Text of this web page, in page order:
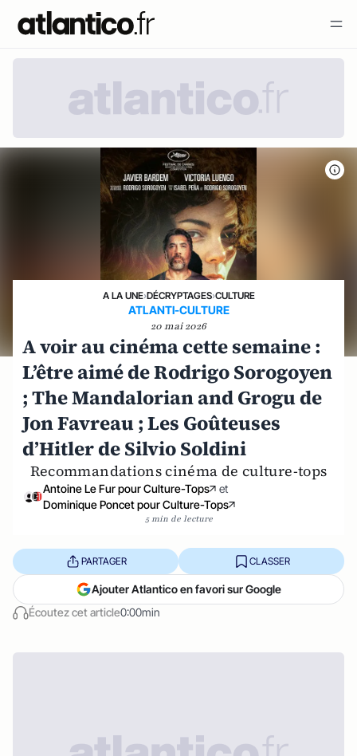
A LA UNE›DÉCRYPTAGES›CULTURE
ATLANTI-CULTURE
20 mai 2026
A voir au cinéma cette semaine :
L’être aimé de Rodrigo Sorogoyen
; The Mandalorian and Grogu de
Jon Favreau ; Les Goûteuses
d’Hitler de Silvio Soldini
Recommandations cinéma de culture-tops
Antoine Le Fur pour Culture-Tops
et
Dominique Poncet pour Culture-Tops
5 min de lecture
Écoutez cet article0:00min
PARTAGER CLASSER
Ajouter Atlantico en favori sur Google